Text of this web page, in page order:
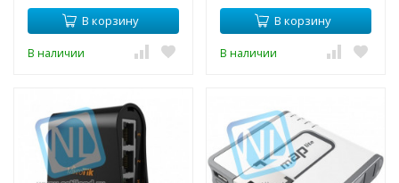
В корзину
В наличии
В корзину
В наличии